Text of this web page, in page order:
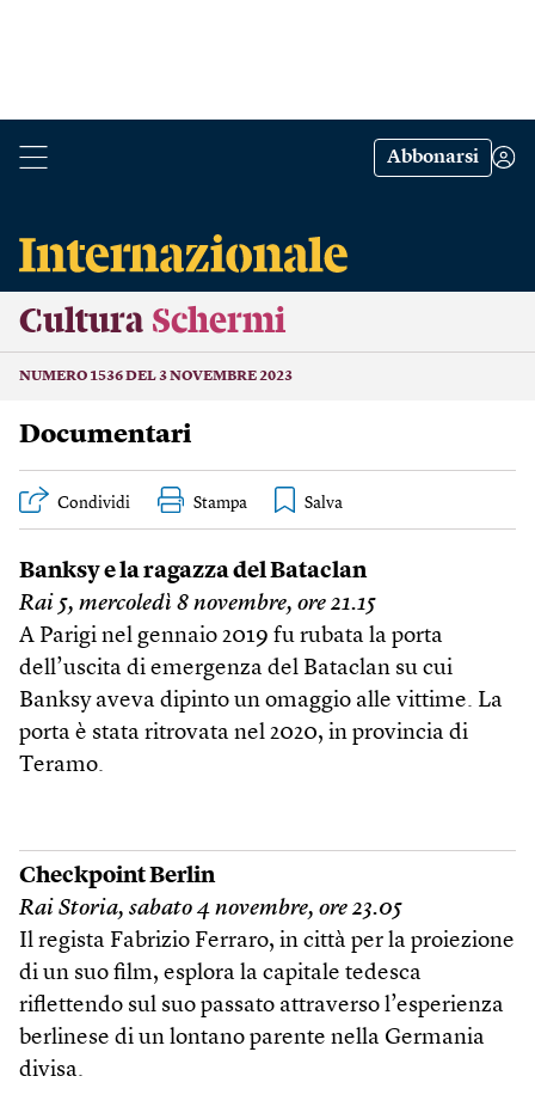
Abbonarsi
Cultura Schermi
NUMERO 1536 DEL 3 NOVEMBRE 2023
Documentari
Condividi Stampa
Banksy e la ragazza del Bataclan
Rai 5, mercoledì 8 novembre, ore 21.15
A Parigi nel gennaio 2019 fu rubata la porta
dell’uscita di emergenza del Bataclan su cui
Banksy aveva dipinto un omaggio alle vittime. La
porta è stata ritrovata nel 2020, in provincia di
Teramo.
Checkpoint Berlin
Rai Storia, sabato 4 novembre, ore 23.05
Il regista Fabrizio Ferraro, in città per la proiezione
di un suo film, esplora la capitale tedesca
riflettendo sul suo passato attraverso l’esperienza
berlinese di un lontano parente nella Germania
divisa.